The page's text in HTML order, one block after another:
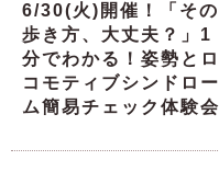
6/30(火)開催！「その
歩き方、大丈夫？」1
分でわかる！姿勢とロ
コモティブシンドロー
ム簡易チェック体験会